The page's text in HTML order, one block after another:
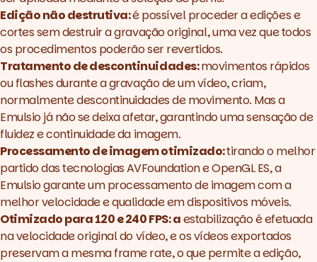
Edição não destrutiva:é possível proceder a edições e
cortes sem destruir a gravação original, uma vez que todos
os procedimentos poderão ser revertidos.
Tratamento de descontinuidades:movimentos rápidos
ou flashes durante a gravação de um vídeo, criam,
normalmente descontinuidades de movimento. Mas a
Emulsio já não se deixa afetar, garantindo uma sensação de
fluidez e continuidade da imagem.
Processamento de imagem otimizado:tirando o melhor
partido das tecnologiasAVFoundationeOpenGL ES, a
Emulsio garante um processamento de imagem com a
melhor velocidade e qualidade em dispositivos móveis.
Otimizado para 120 e 240 FPS: aestabilização é efetuada
na velocidade original do vídeo, e os vídeos exportados
preservam a mesmaframe rate, o que permite a edição,